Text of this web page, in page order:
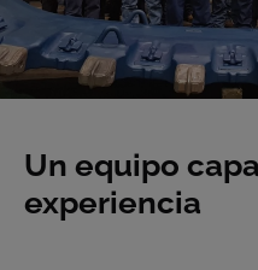
Un equipo
experiencia